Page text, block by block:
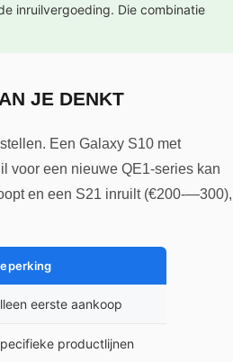
inruilvergoeding. Die combinatie
JE DENKT
Een Galaxy S10 met
voor een nieuwe QE1-series kan
en een S21 inruilt (€200-—300),
eerste aankoop
productlijnen